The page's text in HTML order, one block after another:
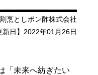
烹としポン酢株式会社
新日】2022年01月26日
「未来へ紡ぎたい